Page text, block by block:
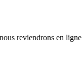
reviendrons en